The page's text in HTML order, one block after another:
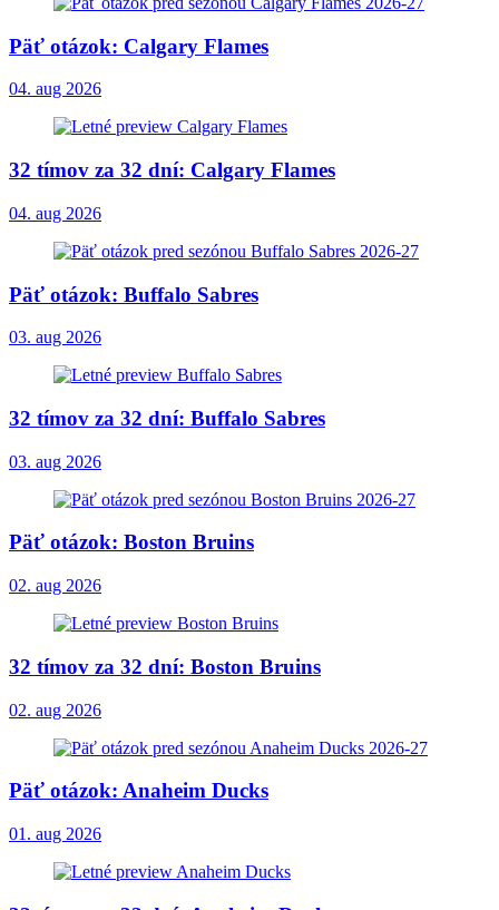
Päť otázok: Calgary Flames
04. aug 2026
32 tímov za 32 dní: Calgary Flames
04. aug 2026
Päť otázok: Buffalo Sabres
03. aug 2026
32 tímov za 32 dní: Buffalo Sabres
03. aug 2026
Päť otázok: Boston Bruins
02. aug 2026
32 tímov za 32 dní: Boston Bruins
02. aug 2026
Päť otázok: Anaheim Ducks
01. aug 2026